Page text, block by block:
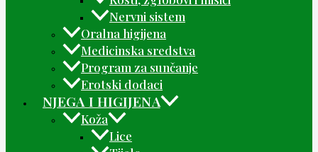
Nervni sistem
Oralna higijena
Medicinska sredstva
Program za sunčanje
Erotski dodaci
NJEGA I HIGIJENA
Koža
Lice